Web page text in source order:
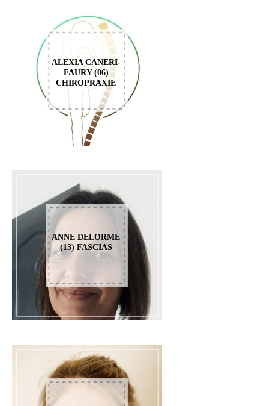
ALEXIA CANERI-
FAURY (06)
CHIROPRAXIE
ANNE DELORME
(13) FASCIAS